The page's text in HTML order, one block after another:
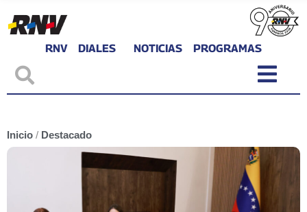
RNV DIALES NOTICIAS PROGRAMAS
Inicio / Destacado